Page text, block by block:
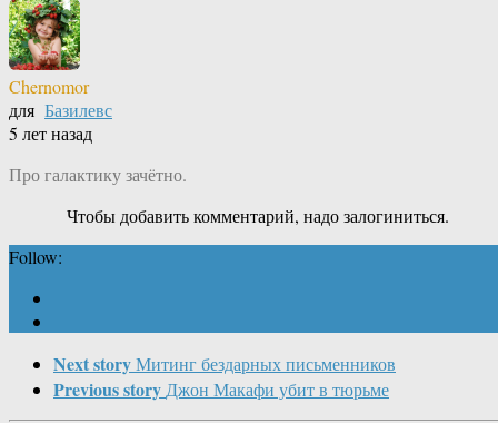
Chernomor
для Базилевс
5 лет назад
Про галактику зачётно.
Чтобы добавить комментарий, надо залогиниться.
Follow:
Next storyМитинг бездарных письменников
Previous storyДжон Макафи убит в тюрьме